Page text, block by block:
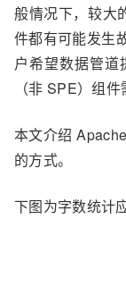
般情况下，较大
件都有可能发生
户希望数据管道
（非 SPE）组
本文介绍
的方式。
下图为字数统计